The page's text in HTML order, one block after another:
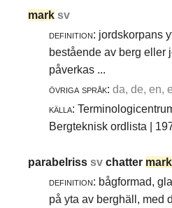
mark sv
definition: jordskorpans
bestående av berg eller
påverkas ...
övriga språk: da, de, en,
källa:
Bergteknisk ordlista |
parabelrisssvchatter mark
definition: bågformad,
på yta av berghäll, med